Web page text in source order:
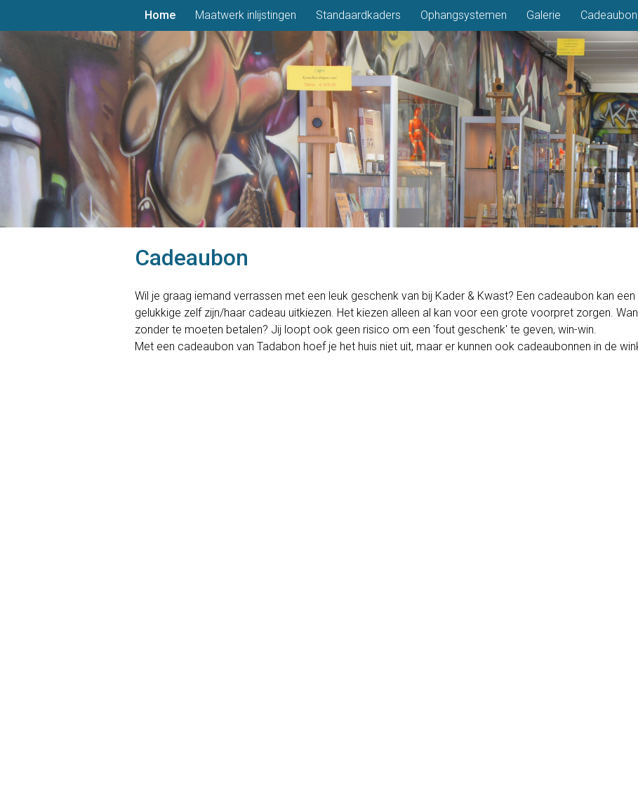
Home Maatwerk inlijstingen Standaardkaders Ophangsystemen Galerie Cadeaubon
Cadeaubon
Wil je graag iemand verrassen met een leuk geschenk van bij Kader & Kwast? Een cadeaubon kan
gelukkige zelf zijn/haar cadeau uitkiezen. Het kiezen alleen al kan voor een grote voorpret zorgen.
zonder te moeten betalen? Jij loopt ook geen risico om een 'fout geschenk' te geven, win-win.
Met een cadeaubon van Tadabon hoef je het huis niet uit, maar er kunnen ook cadeaubonnen in de